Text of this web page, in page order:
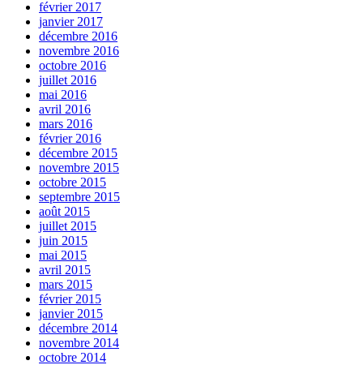
février 2017
janvier 2017
décembre 2016
novembre 2016
octobre 2016
juillet 2016
mai 2016
avril 2016
mars 2016
février 2016
décembre 2015
novembre 2015
octobre 2015
septembre 2015
août 2015
juillet 2015
juin 2015
mai 2015
avril 2015
mars 2015
février 2015
janvier 2015
décembre 2014
novembre 2014
octobre 2014